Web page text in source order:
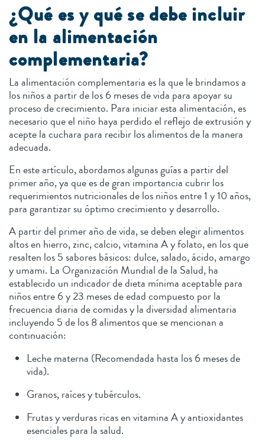
¿Qué es y qué se debe incluir
en la alimentación
complementaria?
La alimentación complementaria es la que le brindamos a
los niños a partir de los 6 meses de vida para apoyar su
proceso de crecimiento. Para iniciar esta alimentación, es
necesario que el niño haya perdido el reflejo de extrusión y
acepte la cuchara para recibir los alimentos de la manera
adecuada.
En este artículo, abordamos algunas guías a partir del
primer año, ya que es de gran importancia cubrir los
requerimientos nutricionales de los niños entre 1 y 10 años,
para garantizar su óptimo crecimiento y desarrollo.
A partir del primer año de vida, se deben elegir alimentos
altos en hierro, zinc, calcio, vitamina A y folato, en los que
resalten los 5 sabores básicos: dulce, salado, ácido, amargo
y umami. La Organización Mundial de la Salud, ha
establecido un indicador de dieta mínima aceptable para
niños entre 6 y 23 meses de edad compuesto por la
frecuencia diaria de comidas y la diversidad alimentaria
incluyendo 5 de los 8 alimentos que se mencionan a
continuación:
Leche materna (Recomendada hasta los 6 meses de
vida).
Granos, raíces y tubérculos.
Frutas y verduras ricas en vitamina A y antioxidantes
esenciales para la salud.